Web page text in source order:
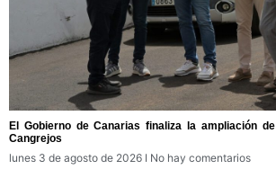
El Gobierno de Canarias finaliza la ampliación
Cangrejos
lunes 3 de agosto de 2026
No hay comentarios